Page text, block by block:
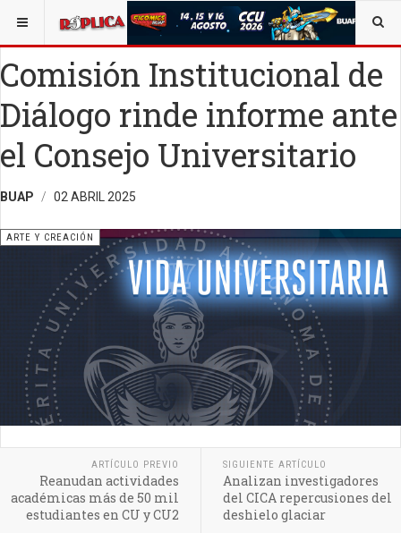
ESTÁ AQUÍ: ARTE
Comisión Institucional de
Diálogo rinde informe ante
el Consejo Universitario
BUAP 02 ABRIL 2025
ARTE Y CREACIÓN
ARTÍCULO PREVIO
Reanudan actividades
académicas más de 50 mil
estudiantes en CU y CU2
SIGUIENTE ARTÍCULO
Analizan investigadores
del CICA repercusiones del
deshielo glaciar